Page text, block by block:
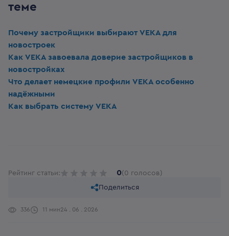
теме
Почему застройщики выбирают VEKA для
новостроек
Как VEKA завоевала доверие застройщиков в
новостройках
Что делает немецкие профили VEKA особенно
надёжными
Как выбрать систему VEKA
Рейтинг статьи: 0(0 голосов)
Поделиться
336 11 мин24 . 06 . 2026